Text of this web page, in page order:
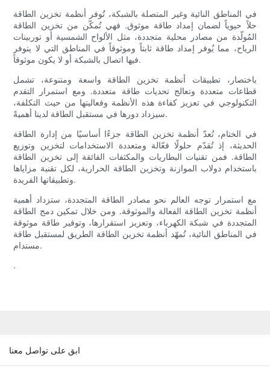
في المناطق النائية وغير المتصلة بالشبكة، تُوفر أنظمة تخزين الطاقة
حلاً حيوياً لضمان إمداد طاقة موثوق. فهي تُمكّن من تخزين الطاقة
المُولّدة من مصادر محلية متجددة، مثل الألواح الشمسية أو توربينات
الرياح، مما يُوفر إمداد طاقة ثابتاً وموثوقاً في المناطق التي لا يتوفر
فيها اتصال بالشبكة أو لا يكون موثوقاً.
باختصار، تطبيقات أنظمة تخزين الطاقة واسعة ومتنوعة، تشمل
قطاعات متعددة وتعالج تحديات طاقة متعددة. ومع استمرار التقدم
التكنولوجي في تعزيز كفاءة هذه الأنظمة وفعاليتها من حيث التكلفة،
سيزداد دورها في مستقبل الطاقة لدينا أهميةً.
في الختام، تُعدّ أنظمة تخزين الطاقة جزءًا أساسيًا من إدارة الطاقة
الحديثة، إذ تُقدّم حلولًا فعّالة ومتعددة الاستخدامات لتخزين وتوزيع
الطاقة. فمن تقنيات البطاريات والمكثفات الفائقة إلى تخزين الطاقة
باستخدام دولاب الموازنة وتخزين الطاقة الحرارية، لكل تقنية مزاياها
وتطبيقاتها الفريدة.
مع استمرار توجه العالم نحو مصادر الطاقة المتجددة، ستزداد أهمية
أنظمة تخزين الطاقة الفعالة والموثوقة. ومن خلال تمكين دمج الطاقة
المتجددة في شبكة الكهرباء، وتعزيز استقرارها، وتوفير طاقة موثوقة
في المناطق النائية، تُمهّد أنظمة تخزين الطاقة الطريق لمستقبل طاقة
مستدام.
.
ابق على تواصل معنا